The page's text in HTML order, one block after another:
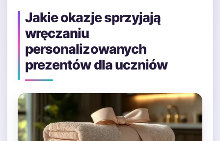
Jakie okazje sprzyjają
wręczaniu
personalizowanych
prezentów dla uczniów